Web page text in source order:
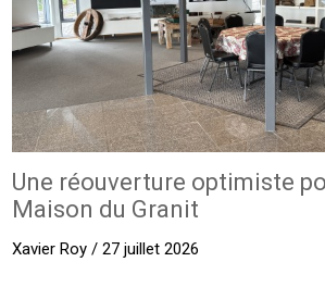
Une réouverture optimiste
Maison du Granit
Xavier Roy / 27 juillet 2026